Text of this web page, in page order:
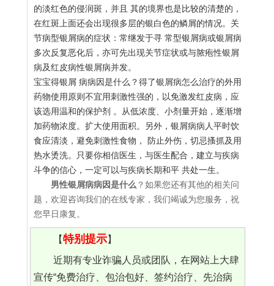
的淡红色的侵润斑，并且 其的境界也是比较的清楚的，
在红斑上面还会出现很多层的银白色的鳞屑的情况。关
节病型银屑病的症状：常继发于寻 常型银屑病或银屑病
多次反复恶化后，亦可先出现关节症状或与脓疱性银屑
病及红皮病性银屑病并发。
宝宝得银屑 病病因是什么？得了银屑病怎么治疗的外用
药物使用原则不宜用刺激性强的，以免激发红皮病，应
该选用温和的保护剂 。从低浓度、小剂量开始，逐渐增
加药物浓度。扩大使用面积。另外，银屑病病人平时饮
食应清淡，避免刺激性食物， 防止外伤，切忌搔抓及用
热水烫洗。只要你相信医生，与医生配合，建立与疾病
斗争的信心，一定可以与疾病长期和平 共处一生。
男性银屑病病因是什么 ？如果您还有其他的相关问
题，欢迎咨询我们的在线专家，我们竭诚为您服务，祝
您早日康复。
【特别提示】
近期有专业诈骗人员或团队，在网站上大肆
宣传“免费治疗、包治包好、签约治疗、先治病